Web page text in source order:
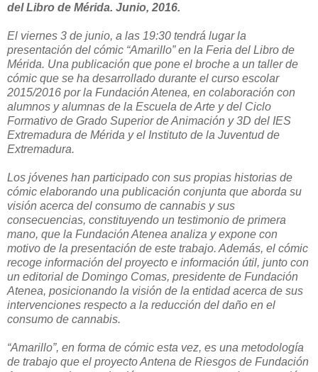
del Libro de Mérida. Junio, 2016.
El viernes 3 de junio, a las 19:30 tendrá lugar la
presentación del cómic “Amarillo” en la Feria del Libro de
Mérida. Una publicación que pone el broche a un taller de
cómic que se ha desarrollado durante el curso escolar
2015/2016 por la Fundación Atenea, en colaboración con
alumnos y alumnas de la Escuela de Arte y del Ciclo
Formativo de Grado Superior de Animación y 3D del IES
Extremadura de Mérida y el Instituto de la Juventud de
Extremadura.
Los jóvenes han participado con sus propias historias de
cómic elaborando una publicación conjunta que aborda su
visión acerca del consumo de cannabis y sus
consecuencias, constituyendo un testimonio de primera
mano, que la Fundación Atenea analiza y expone con
motivo de la presentación de este trabajo. Además, el cómic
recoge información del proyecto e información útil, junto con
un editorial de Domingo Comas, presidente de Fundación
Atenea, posicionando la visión de la entidad acerca de sus
intervenciones respecto a la reducción del daño en el
consumo de cannabis.
“Amarillo”, en forma de cómic esta vez, es una metodología
de trabajo que el proyecto Antena de Riesgos de Fundación